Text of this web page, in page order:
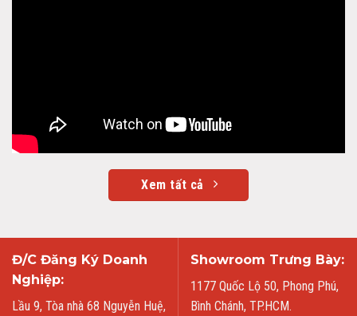
Xem tất cả
Đ/C Đăng Ký Doanh
Nghiệp:
Lầu 9, Tòa nhà 68 Nguyễn Huệ,
Showroom Trưng Bày:
1177 Quốc Lộ 50, Phong Phú,
Bình Chánh, TP.HCM.